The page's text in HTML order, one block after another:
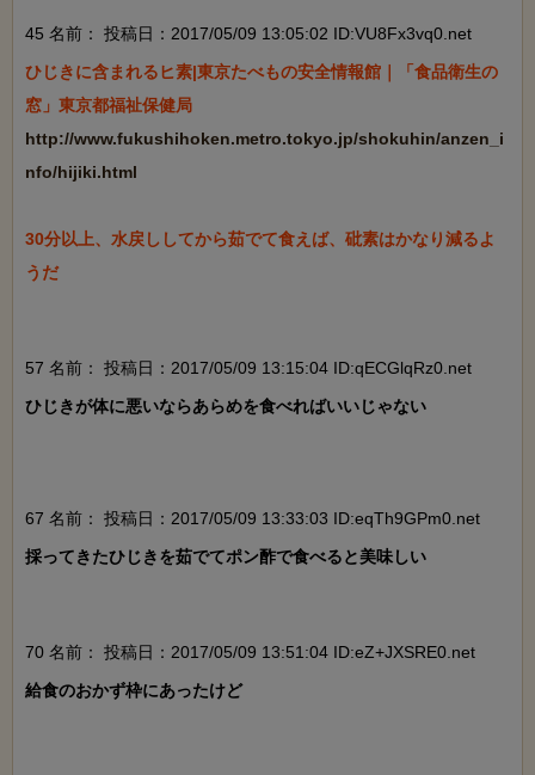
45 名前：
投稿日：2017/05/09 13:05:02 ID:VU8Fx3vq0.net
ひじきに含まれるヒ素|東京たべもの安全情報館｜「食品衛生の
http://www.fukushihoken.metro.tokyo.jp/shokuhin/anzen_i
nfo/hijiki.html
30分以上、水戻ししてから茹でて食えば、砒素はかなり減るよ
うだ
57 名前：
投稿日：2017/05/09 13:15:04 ID:qECGlqRz0.net
ひじきが体に悪いならあらめを食べればいいじゃない
67 名前：
投稿日：2017/05/09 13:33:03 ID:eqTh9GPm0.net
採ってきたひじきを茹でてポン酢で食べると美味しい
70 名前：
投稿日：2017/05/09 13:51:04 ID:eZ+JXSRE0.net
給食のおかず枠にあったけど